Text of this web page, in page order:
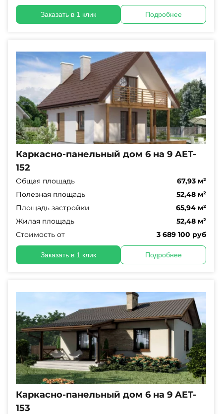
Заказать в 1 клик Подробнее
Каркасно-панельный дом 6 на 9 AET-
152
Общая площадь
67,93 м²
Полезная площадь
52,48 м²
Площадь застройки
65,94 м²
Жилая площадь
52,48 м²
Стоимость от
3 689 100 руб
Заказать в 1 клик Подробнее
Каркасно-панельный дом 6 на 9 AET-
153